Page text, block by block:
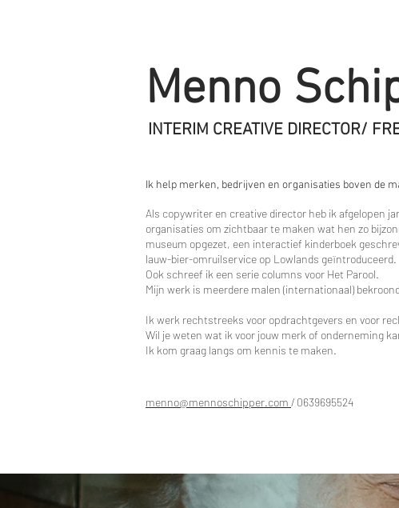
Menno
INTERIM CREATIVE DIRECTOR/
Ik help merken, bedrijven en organisaties boven de
Als copywriter en creative director heb ik afgelopen
organisaties om zichtbaar te maken wat hen zo
museum opgezet, een interactief kinderboek
lauw-bier-omruilservice op Lowlands geïntroduceerd.
Ook schreef ik een serie columns voor Het Parool.
Mijn werk is meerdere malen (internationaal)
Ik werk rechtstreeks voor opdrachtgevers en voor
Wil je weten wat ik voor jouw merk of onderneming
Ik kom graag langs om kennis te maken.
menno@mennoschipper.com / 0639695524